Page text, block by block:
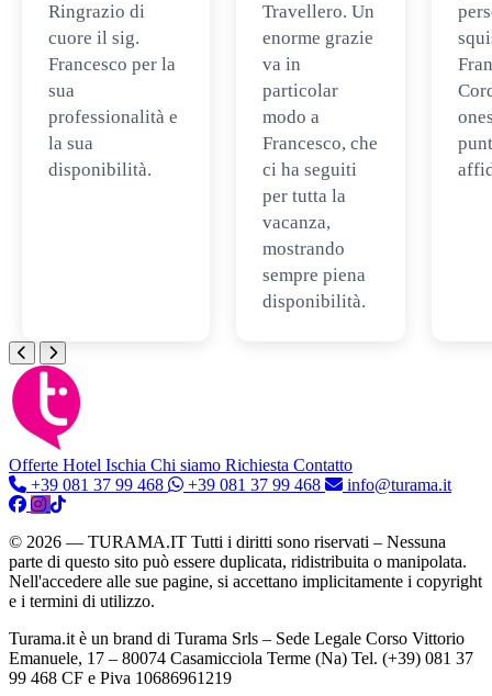
Ringrazio di
cuore il sig.
Francesco per la
sua
professionalità e
la sua
disponibilità.
Travellero. Un
enorme grazie
va in
particolar
modo a
Francesco, che
ci ha seguiti
per tutta la
vacanza,
mostrando
sempre piena
disponibilità.
Offerte Hotel Ischia Chi siamo Richiesta Contatto
+39 081 37 99 468
+39 081 37 99 468 info@turama.it
© 2026 — TURAMA.IT Tutti i diritti sono riservati – Nessuna
parte di questo sito può essere duplicata, ridistribuita o manipolata.
Nell'accedere alle sue pagine, si accettano implicitamente i copyright
e i termini di utilizzo.
Turama.it è un brand di Turama Srls – Sede Legale Corso Vittorio
Emanuele, 17 – 80074 Casamicciola Terme (Na) Tel. (+39) 081 37
99 468 CF e Piva 10686961219